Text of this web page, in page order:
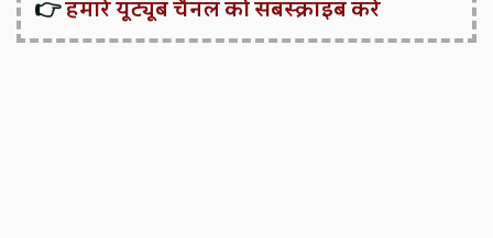
👉हमारे यूट्यूब चैनल को सबस्क्राइब करें